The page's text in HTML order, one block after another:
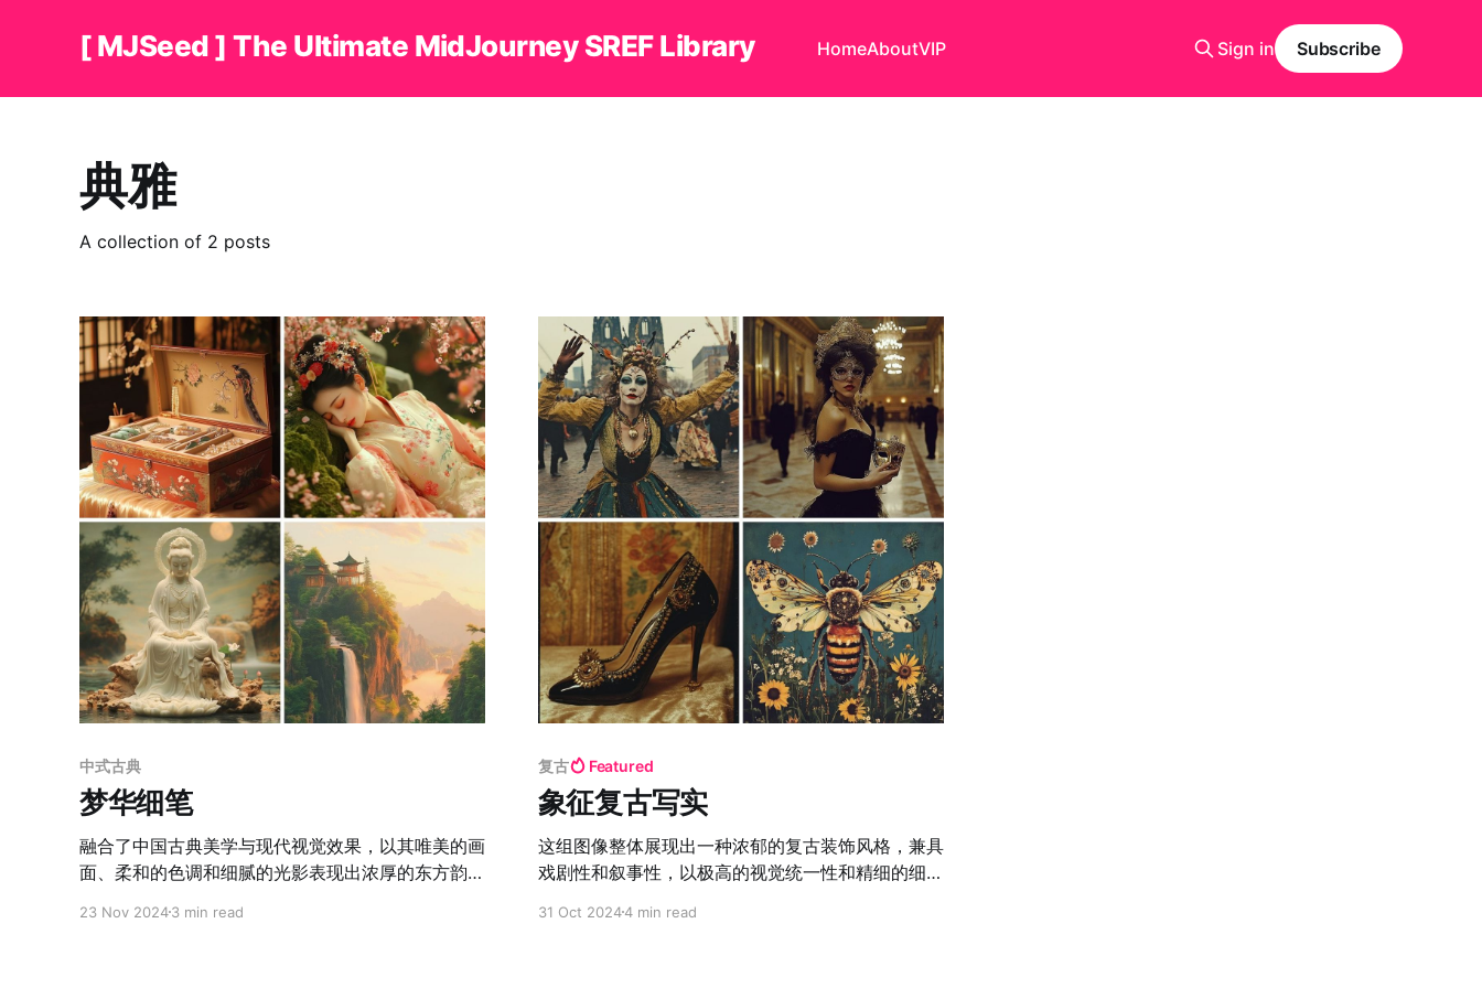
[ MJSeed ] The Ultimate MidJourney SREF Library HomeAboutVIP Sign in Subscribe
典雅
A collection of 2 posts
中式古典
梦华细笔
融合了中国古典美学与现代视觉效果，以其唯美的画
面、柔和的色调和细腻的光影表现出浓厚的东方韵
（如粉色、金色、橙色）和梦幻般的光线渲染，营造
23 Nov 20243 min read
复古 Featured
象征复古写实
这组图像整体展现出一种浓郁的复古装饰风格，兼具
戏剧性和叙事性，以极高的视觉统一性和精细的细节
中于深绿、暗金、酒红等低饱和度的复古色调，搭配
31 Oct 20244 min read